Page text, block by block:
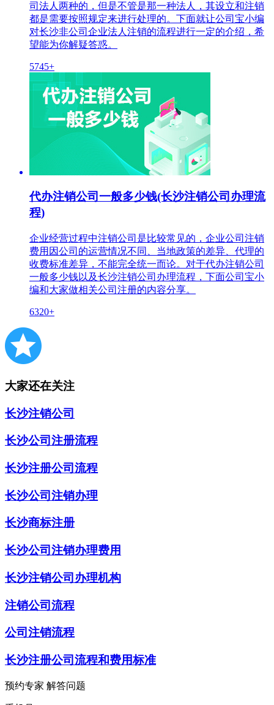
司法人两种的，但是不管是那一种法人，其设立和注销
都是需要按照规定来进行处理的。下面就让公司宝小编
对长沙非公司企业法人注销的流程进行一定的介绍，希
望能为你解疑答惑。
5745+
代办注销公司一般多少钱(长沙注销公司办理流
程)
企业经营过程中注销公司是比较常见的，企业公司注销
费用因公司的运营情况不同、当地政策的差异、代理的
收费标准差异，不能完全统一而论。对于代办注销公司
一般多少钱以及长沙注销公司办理流程，下面公司宝小
编和大家做相关公司注册的内容分享。
6320+
大家还在关注
长沙注销公司
长沙公司注册流程
长沙注册公司流程
长沙公司注销办理
长沙商标注册
长沙公司注销办理费用
长沙注销公司办理机构
注销公司流程
公司注销流程
长沙注册公司流程和费用标准
预约专家 解答问题